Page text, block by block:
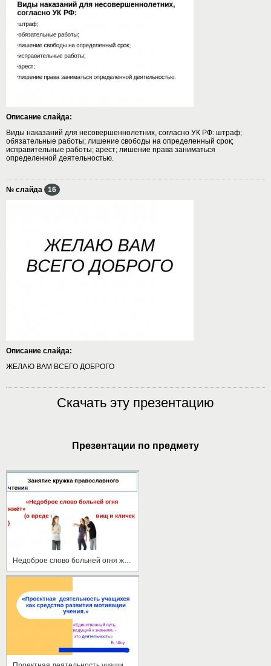
Описание слайда:
Виды наказаний для несовершеннолетних, согласно УК РФ: штраф;
обязательные работы; лишение свободы на определенный срок;
исправительные работы; арест; лишение права заниматься
определенной деятельностью.
№ слайда 16
Описание слайда:
ЖЕЛАЮ ВАМ ВСЕГО ДОБРОГО
Скачать эту презентацию
Презентации по предмету